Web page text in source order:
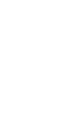
ao tribunal, cada
sem médico de
associação